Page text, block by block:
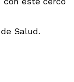
Salud.